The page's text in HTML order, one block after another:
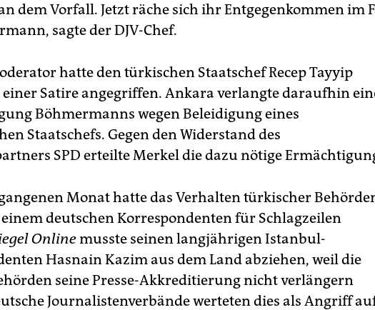
dem Vorfall. Jetzt räche sich ihr Entgegenkommen im
sagte der DJV-Chef.
hatte den türkischen Staatschef Recep Tayyip
Satire angegriffen. Ankara verlangte daraufhin
Böhmermanns wegen Beleidigung eines
Staatschefs. Gegen den Widerstand des
SPD erteilte Merkel die dazu nötige
Monat hatte das Verhalten türkischer
deutschen Korrespondenten für Schlagzeilen
Onlinemusste seinen langjährigen Istanbul-
Hasnain Kazim aus dem Land abziehen, weil die
seine Presse-Akkreditierung nicht verlängern
Journalistenverbände werteten dies als Angriff